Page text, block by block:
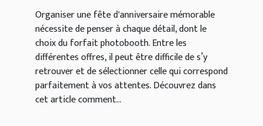
Organiser une fête d'anniversaire mémorable
nécessite de penser à chaque détail, dont le
choix du forfait photobooth. Entre les
différentes offres, il peut être difficile de s’y
retrouver et de sélectionner celle qui correspond
parfaitement à vos attentes. Découvrez dans
cet article comment...